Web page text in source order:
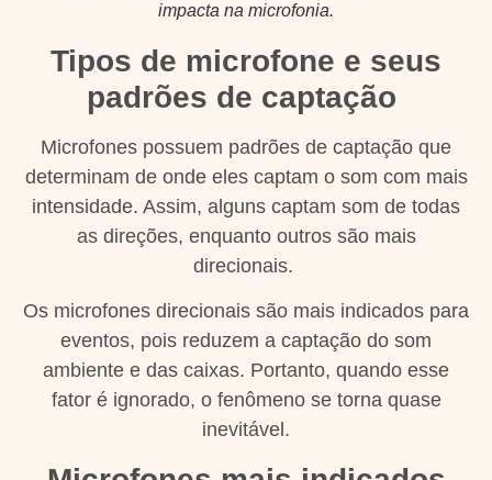
impacta na microfonia.
Tipos de microfone e seus
padrões de captação
Microfones possuem padrões de captação que
determinam de onde eles captam o som com mais
intensidade. Assim, alguns captam som de todas
as direções, enquanto outros são mais
direcionais.
Os microfones direcionais são mais indicados para
eventos, pois reduzem a captação do som
ambiente e das caixas. Portanto, quando esse
fator é ignorado, o fenômeno se torna quase
inevitável.